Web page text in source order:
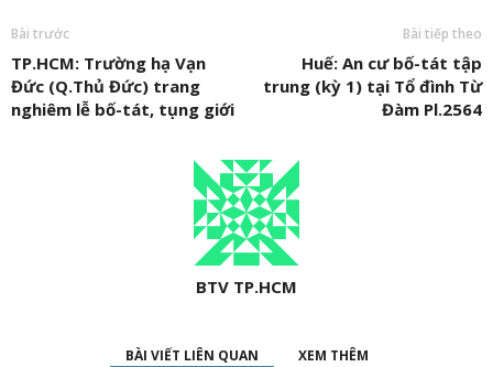
Bài trước
TP.HCM: Trường hạ Vạn
Đức (Q.Thủ Đức) trang
nghiêm lễ bố-tát, tụng giới
Bài tiếp theo
Huế: An cư bố-tát tập
trung (kỳ 1) tại Tổ đình Từ
Đàm Pl.2564
BTV TP.HCM
BÀI VIẾT LIÊN QUAN XEM THÊM